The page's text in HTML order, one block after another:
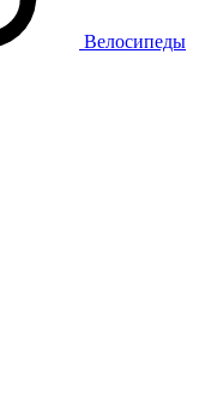
Велосипеды